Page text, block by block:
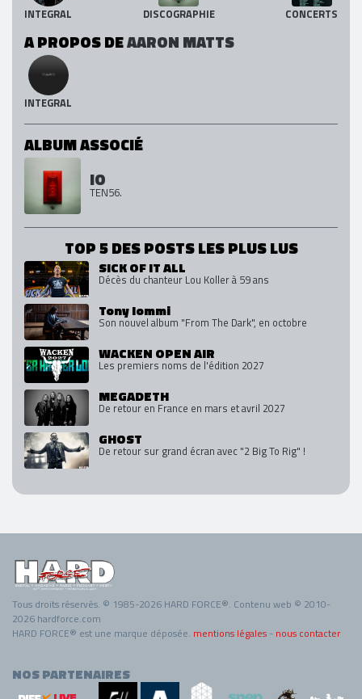
INTEGRAL DISCOGRAPHIE CONCERTS
A PROPOS DEAARON MATTS
INTEGRAL
ALBUM ASSOCIÉ
IO
TEN56.
TOP 5 DES POSTS LES PLUS LUS
SICK OF IT ALL
Décès du chanteur Lou Koller à 59 ans
Tony Iommi
Son nouvel album "From The Dark", en octobre
WACKEN OPEN AIR
Les premiers noms de l'édition 2027
MEGADETH
De retour en France en mars et avril 2027
GHOST
De retour sur grand écran avec "2 Big To Rig" !
Tous droits réservés. © 1985-2026 HARD FORCE®. Contenu web © 2010-
2026 hardforce.com
HARD FORCE® est une marque déposée. mentions légales - nous contacter
NOS PARTENAIRES